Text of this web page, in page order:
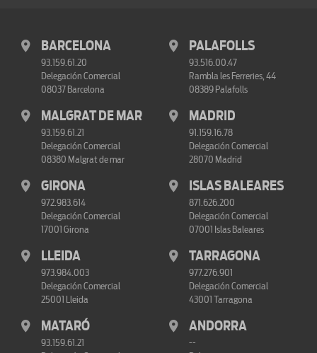
BARCELONA
93.159.61.20
Delegación Comercial
08037 Barcelona
PALAFOLLS
93.516.00.47
Rambla les Ferreries, 44
08389 Palafolls
MALGRAT DE MAR
93.159.61.21
Delegación Comercial
08380 Malgrat de mar
MADRID
91.159.16.78
Delegación Comercial
28070 Madrid
GIRONA
972.983.614
Delegación Comercial
17001 Girona
ISLAS BALEARES
871.626.200
Delegación Comercial
07001 Islas Baleares
LLEIDA
973.984.003
Delegación Comercial
25001 Lleida
TARRAGONA
977.276.901
Delegación Comercial
43001 Tarragona
MATARÓ
93.159.61.21
ANDORRA
--